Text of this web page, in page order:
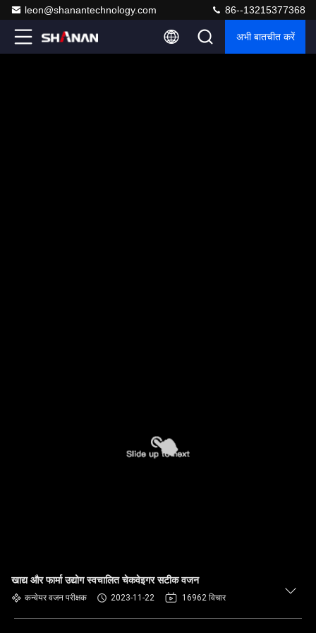
leon@shanantechnology.com 86--13215377368
अभी बातचीत करें
खाद्य और फार्मा उद्योग स्वचालित चेकवेइगर सटीक वजन
कन्वेयर वजन परीक्षक 2023-11-22 16962 विचार